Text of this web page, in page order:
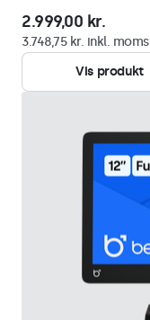
2.999,00 kr.
3.748,75 kr. inkl. moms
Vis produkt